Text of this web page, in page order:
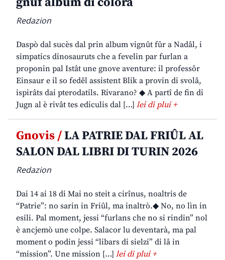
Redazion
Daspò dal sucès dal prin album vignût fûr a Nadâl, i
simpatics dinosauruts che a fevelin par furlan a
proponin pal Istât une gnove aventure: il professôr
Einsaur e il so fedêl assistent Blik a provin di svolâ,
ispirâts dai pterodatils. Rivarano? ◆ A partî de fin di
Jugn al è rivât tes ediculis dal […] lei di plui +
Gnovis /LA PATRIE DAL FRIÛL AL
SALON DAL LIBRI DI TURIN 2026
Redazion
Dai 14 ai 18 di Mai no steit a cirînus, noaltris de
“Patrie”: no sarin in Friûl, ma inaltrò.◆ No, no lìn in
esili. Pal moment, jessi “furlans che no si rindin” nol
è ancjemò une colpe. Salacor lu deventarà, ma pal
moment o podin jessi “libars di sielzi” di lâ in
“mission”. Une mission […] lei di plui +